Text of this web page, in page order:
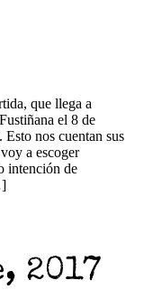
que llega a
el 8 de
nos cuentan sus
a escoger
intención de
2017